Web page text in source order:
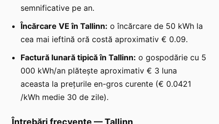
semnificative pe an.
Încărcare VE în Tallinn: o încărcare de 50 kWh la
cea mai ieftină oră costă aproximativ € 0.09.
Factură lunară tipică în Tallinn: o gospodărie cu 5
000 kWh/an plătește aproximativ € 3 luna
aceasta la prețurile en-gros curente (€ 0.0421
/kWh medie 30 de zile).
Întrebări frecvente —Tallinn